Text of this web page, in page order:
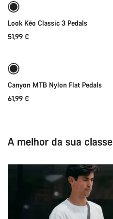
Look Kéo Classic 3 Pedals
51,99 €
Canyon MTB Nylon Flat Pedals
61,99 €
A melhor da sua classe